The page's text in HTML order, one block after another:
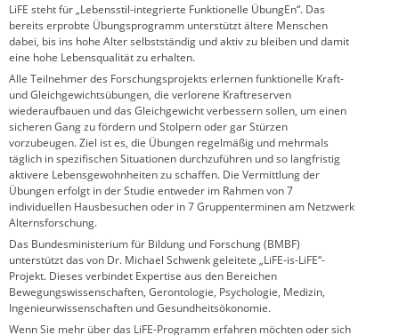
LiFE steht für „Lebensstil-integrierte Funktionelle ÜbungEn“. Das
bereits erprobte Übungsprogramm unterstützt ältere Menschen
dabei, bis ins hohe Alter selbstständig und aktiv zu bleiben und damit
eine hohe Lebensqualität zu erhalten.
Alle Teilnehmer des Forschungsprojekts erlernen funktionelle Kraft-
und Gleichgewichtsübungen, die verlorene Kraftreserven
wiederaufbauen und das Gleichgewicht verbessern sollen, um einen
sicheren Gang zu fördern und Stolpern oder gar Stürzen
vorzubeugen. Ziel ist es, die Übungen regelmäßig und mehrmals
täglich in spezifischen Situationen durchzuführen und so langfristig
aktivere Lebensgewohnheiten zu schaffen. Die Vermittlung der
Übungen erfolgt in der Studie entweder im Rahmen von 7
individuellen Hausbesuchen oder in 7 Gruppenterminen am Netzwerk
Alternsforschung.
Das Bundesministerium für Bildung und Forschung (BMBF)
unterstützt das von Dr. Michael Schwenk geleitete „LiFE-is-LiFE“-
Projekt. Dieses verbindet Expertise aus den Bereichen
Bewegungswissenschaften, Gerontologie, Psychologie, Medizin,
Ingenieurwissenschaften und Gesundheitsökonomie.
Wenn Sie mehr über das LiFE-Programm erfahren möchten oder sich